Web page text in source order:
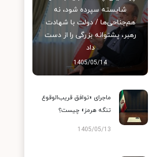
شایسته سپرده شود، نه
هم‌جناحی‌ها / دولت با شهادت
رهبر، پشتوانه بزرگی را از دست
داد
1405/05/14
ماجرای «توافق قریب‌الوقوع
تنگه هرمز» چیست؟
1405/05/13